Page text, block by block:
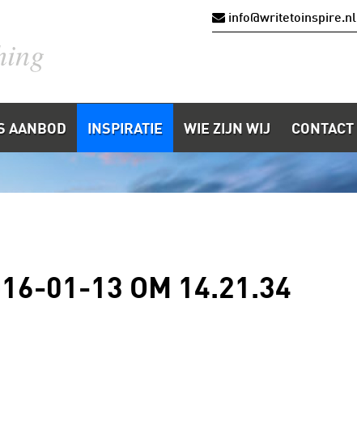
info@writetoinspire.nl
AANBOD INSPIRATIE WIE ZIJN WIJ CONTACT
01-13 OM 14.21.34